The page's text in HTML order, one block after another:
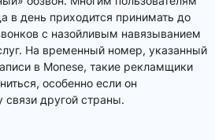
в день приходится принимать до
с назойливым навязыванием
На временный номер, указанный
в Monese, такие рекламщики
особенно если он
связи другой страны.